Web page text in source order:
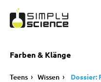
Farben & Klänge
Teens Wissen Dossier: